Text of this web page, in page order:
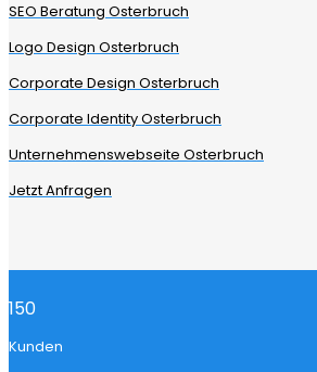
SEO Beratung Osterbruch
Logo Design Osterbruch
Corporate Design Osterbruch
Corporate Identity Osterbruch
Unternehmenswebseite Osterbruch
Jetzt Anfragen
150
Kunden